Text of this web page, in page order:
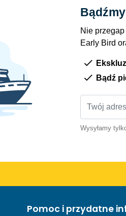
Nie
Early Bird
Bądź
Wysyłamy
Pomoc i przydatne